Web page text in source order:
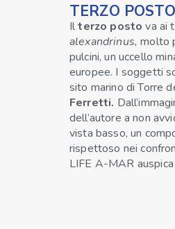
TERZO POSTO
Ilterzo posto va ai
alexandrinus,molto
pulcini, un uccello
europee. I soggetti
sito marino di Torre
Ferretti.
dell’autore a non
vista basso, un
rispettoso nei
LIFE A-MAR